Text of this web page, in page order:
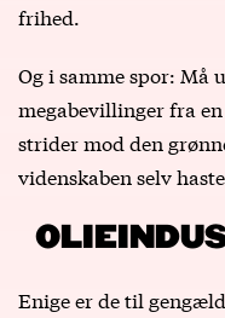
frihed.
Og i samme spor: Må
megabevillinger fra
strider mod den
videnskaben selv
Enige er de til